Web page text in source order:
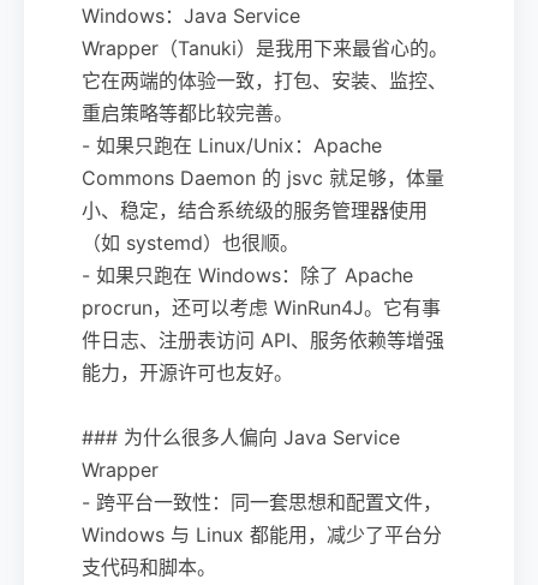
Windows：Java Service
Wrapper（Tanuki）是我用下来最省心的。
它在两端的体验一致，打包、安装、监控、
重启策略等都比较完善。
- 如果只跑在 Linux/Unix：Apache
Commons Daemon 的 jsvc 就足够，体量
小、稳定，结合系统级的服务管理器使用
（如 systemd）也很顺。
- 如果只跑在 Windows：除了 Apache
procrun，还可以考虑 WinRun4J。它有事
件日志、注册表访问 API、服务依赖等增强
能力，开源许可也友好。
### 为什么很多人偏向 Java Service
Wrapper
- 跨平台一致性：同一套思想和配置文件，
Windows 与 Linux 都能用，减少了平台分
支代码和脚本。